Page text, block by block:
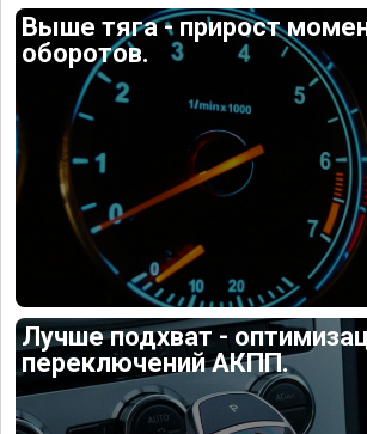
Выше тяга - прирост
оборотов.
Лучше подхват -
переключений АКПП.